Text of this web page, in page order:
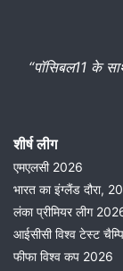
“पॉसिबल11 के
शीर्ष लीग
एमएलसी 2026
भारत का इंग्लैंड दौरा,
लंका प्रीमियर लीग
आईसीसी विश्व टेस्ट
फीफा विश्व कप 2026